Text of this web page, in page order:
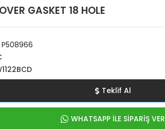
GASKET 18 HOLE
P508966
Teklif Al
WHATSAPP İLE SİPARİŞ VER